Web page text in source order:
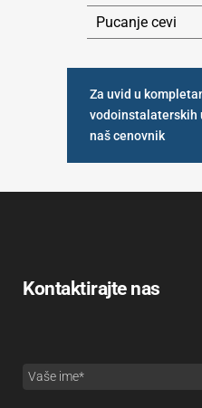
Pucanje cevi
Za uvid u
vodoinstalaterskih
naš cenovnik
Kontaktirajte nas